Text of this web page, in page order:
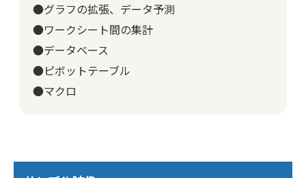
●グラフの拡張、データ予測
●ワークシート間の集計
●データベース
●ピボットテーブル
●マクロ